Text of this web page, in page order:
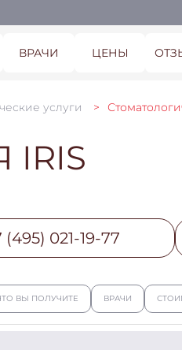
ВРАЧИ ЦЕНЫ
услуги
(495) 021-19-77
ВЫ ПОЛУЧИТЕ ВРАЧИ